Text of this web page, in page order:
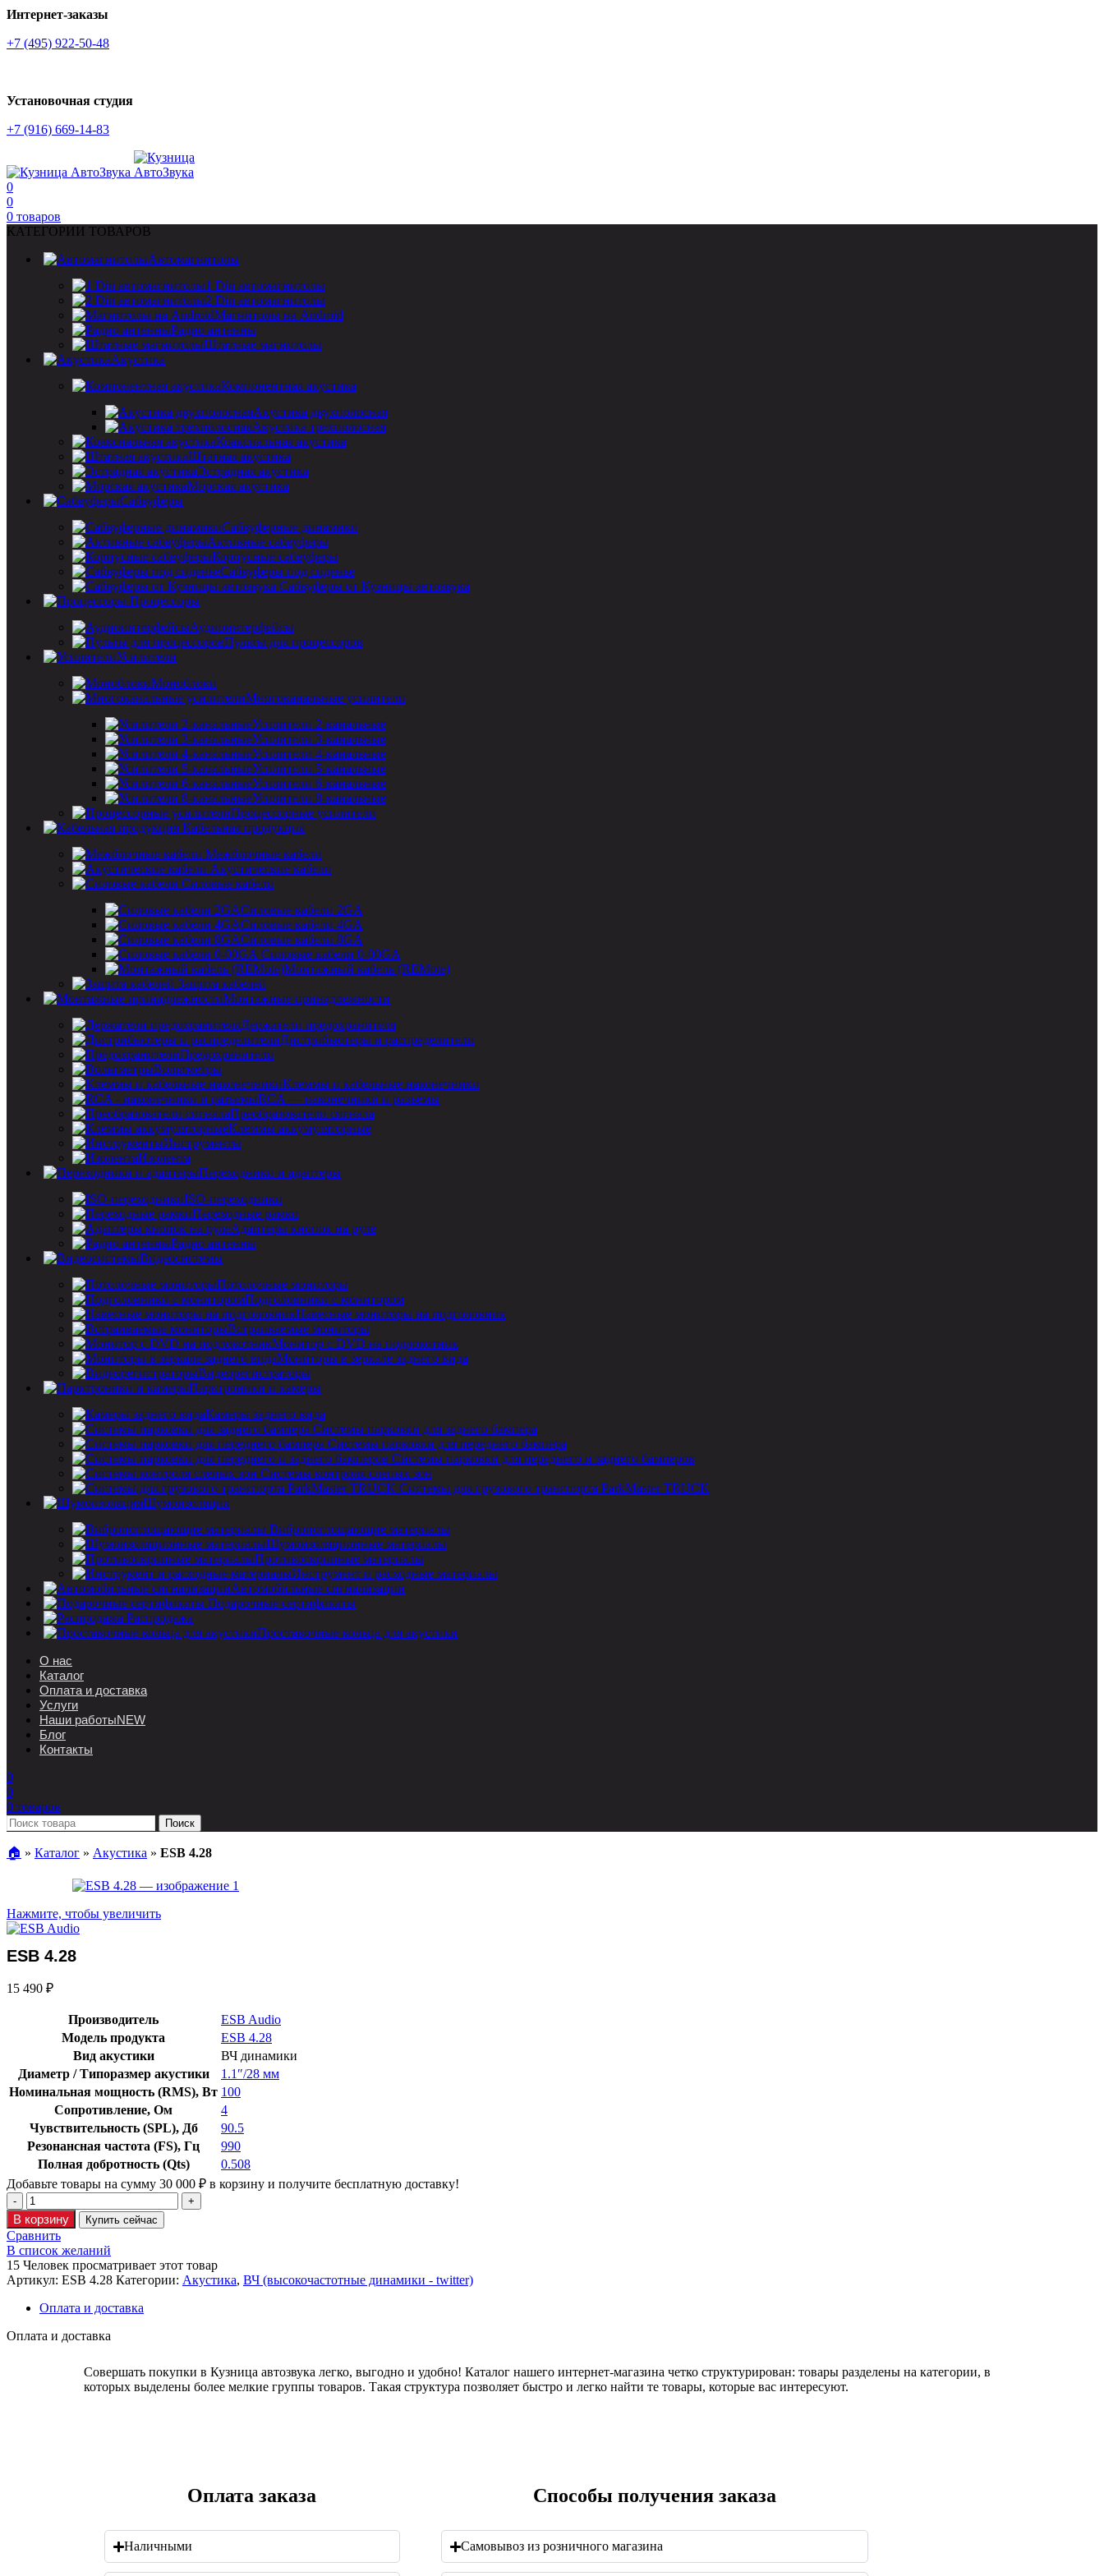
Интернет-заказы
+7 (495) 922-50-48
Установочная студия
+7 (916) 669-14-83
0
0
0 товаров
КАТЕГОРИИ ТОВАРОВ
Автомагнитолы
1 Din автомагнитолы
2 Din автомагнитолы
Магнитолы на Android
Радио антенны
Штатные магнитолы
Акустика
Компонентная акустика
Акустика двухполосная
Акустика трехполосная
Коаксиальная акустика
Штатная акустика
Эстрадная акустика
Морская акустика
Сабвуферы
Сабвуферные динамики
Активные сабвуферы
Корпусные сабвуферы
Сабвуферы под сиденье
Сабвуферы от Кузницы автозвука
Процессоры
Аудиоинтерфейсы
Пульты для процессоров
Усилители
Моноблоки
Многоканальные усилители
Усилители 2-канальные
Усилители 3-канальные
Усилители 4-канальные
Усилители 5-канальные
Усилители 6-канальные
Усилители 8-канальные
Процессорные усилители
Кабельная продукция
Межблочные кабели
Акустические кабели
Силовые кабели
Силовые кабели 2GA
Силовые кабели 4GA
Силовые кабели 8GA
Силовые кабели 0-00GA
Монтажный кабель (REMote)
Защита кабелей
Монтажные принадлежности
Держатели предохранителя
Дистрибьютеры и распределители
Предохранители
Вольтметры
Клеммы и кабельные наконечники
RCA — наконечники и разъемы
Преобразователи сигнала
Клеммы аккумуляторные
Инструменты
Изолента
Переходники и адаптеры
ISO-переходники
Переходные рамки
Адаптеры кнопок на руле
Радио антенны
Видеосистемы
Потолочные мониторы
Подголовники с монитором
Навесные мониторы на подголовник
Встраиваемые мониторы
Монитор с DVD на подлокотник
Мониторы в зеркале заднего вида
Видеорегистраторы
Парктроники и камеры
Камеры заднего вида
Системы парковки для заднего бампера
Системы парковки для переднего бампера
Системы парковки для переднего и заднего бамперов
Системы контроля слепых зон
Системы для грузового транспорта ParkMaster TRUCK
Шумоизоляция
Вибропоглощающие материалы
Шумоизоляционные материалы
Противоскрипные материалы
Инструмент и расходные материалы
Автомобильные сигнализации
Подарочные сертификаты
Распродажа
Проставочные кольца для акустики
О нас
Каталог
Оплата и доставка
Услуги
Наши работыNEW
Блог
Контакты
0
0
0 товаров
Поиск
🏠︎ » Каталог » Акустика » ESB 4.28
Нажмите, чтобы увеличить
ESB 4.28
15 490 ₽
Производитель
ESB Audio
Модель продукта
ESB 4.28
Вид акустики
ВЧ динамики
Диаметр / Типоразмер акустики
1.1″/28 мм
Номинальная мощность (RMS), Вт 100
Сопротивление, Ом
4
Чувствительность (SPL), Дб
90.5
Резонансная частота (FS), Гц
990
Полная добротность (Qts)
0.508
Добавьте товары на сумму 30 000 ₽ в корзину и получите бесплатную доставку!
В корзину Купить сейчас
Сравнить
В список желаний
15 Человек просматривает этот товар
Артикул: ESB 4.28 Категории: Акустика, ВЧ (высокочастотные динамики - twitter)
Оплата и доставка
Оплата и доставка
Совершать покупки в Кузница автозвука легко, выгодно и удобно! Каталог нашего интернет-магазина четко структурирован: товары разделены на категории, в
которых выделены более мелкие группы товаров. Такая структура позволяет быстро и легко найти те товары, которые вас интересуют.
Оплата заказа
Наличными
Cпособы получения заказа
Самовывоз из розничного магазина